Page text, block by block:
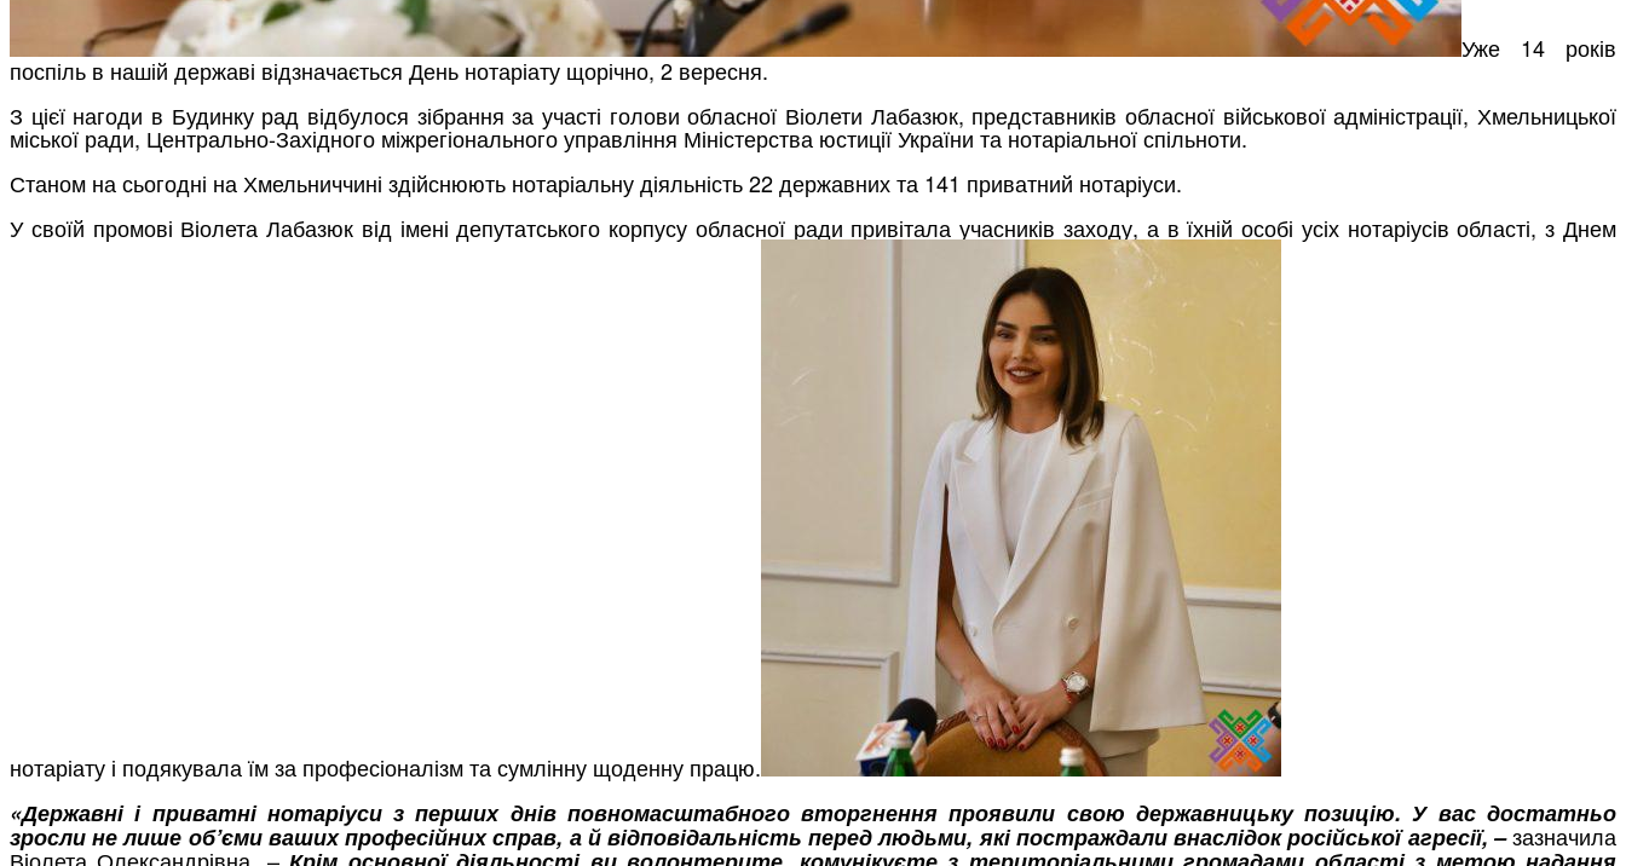
Уже 14 років
поспіль в нашій державі відзначається День нотаріату щорічно, 2 вересня.
З цієї нагоди в Будинку рад відбулося зібрання за участі голови обласної Віолети Лабазюк, представників обласної військової адміністрації, Хмельницької
міської ради, Центрально-Західного міжрегіонального управління Міністерства юстиції України та нотаріальної спільноти.
Станом на сьогодні на Хмельниччині здійснюють нотаріальну діяльність 22 державних та 141 приватний нотаріуси.
У своїй промові Віолета Лабазюк від імені депутатського корпусу обласної ради привітала учасників заходу, а в їхній особі усіх нотаріусів області, з Днем
нотаріату і подякувала їм за професіоналізм та сумлінну щоденну працю.
«Державні і приватні нотаріуси з перших днів повномасштабного вторгнення проявили свою державницьку позицію. У вас достатньо
зросли не лише об’єми ваших професійних справ, а й відповідальність перед людьми, які постраждали внаслідок російської агресії, –зазначила
Віолета Олександрівна. –